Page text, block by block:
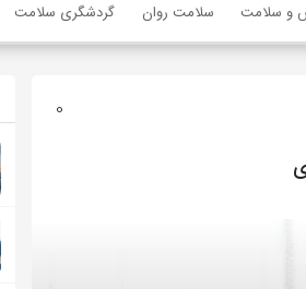
و سلامت سلامت روان گردشگری سلامت
0